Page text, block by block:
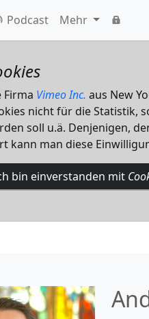
Podcast Mehr
Firma Vimeo Inc. aus New
nicht für die Statistik,
soll u.ä. Denjenigen,
kann man diese
bin einverstanden mit